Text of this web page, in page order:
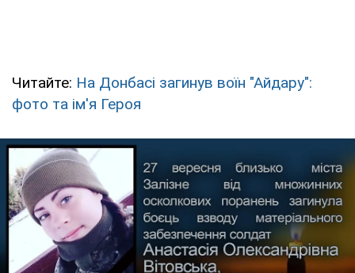
Читайте: На Донбасі загинув воїн "Айдару":
фото та ім'я Героя